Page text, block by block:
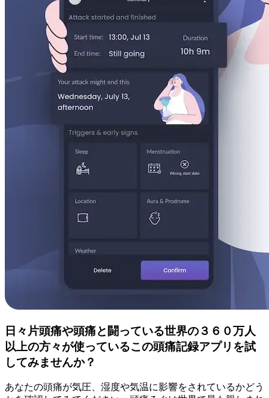
日々片頭痛や頭痛と闘っている世界の３６０万人
以上の方々が使っているこの頭痛記録アプリを試
してみませんか？
あなたの頭痛が気圧、湿度や気温に影響をされているかどう